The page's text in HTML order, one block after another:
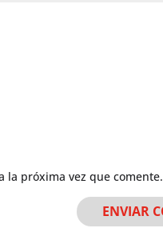
la próxima vez que comente.